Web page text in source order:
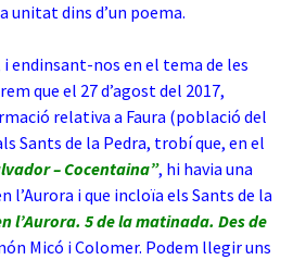
unitat dins d’un poema.
endinsant-nos en el tema de les
que el 27 d’agost del 2017,
relativa a Faura (població del
Sants de la Pedra, trobí que, en el
– Cocentaina”, hi havia una
l’Aurora i que incloïa els Sants de la
l’Aurora. 5 de la matinada. Des de
Micó i Colomer. Podem llegir uns